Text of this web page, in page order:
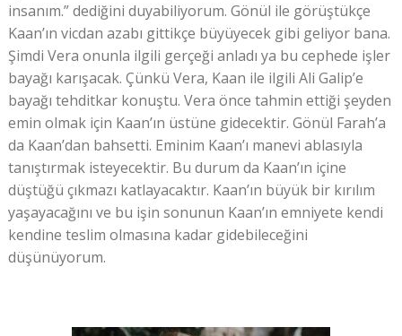
insanım.” dediğini duyabiliyorum. Gönül ile görüştükçe
Kaan’ın vicdan azabı gittikçe büyüyecek gibi geliyor bana.
Şimdi Vera onunla ilgili gerçeği anladı ya bu cephede işler
bayağı karışacak. Çünkü Vera, Kaan ile ilgili Ali Galip’e
bayağı tehditkar konuştu. Vera önce tahmin ettiği şeyden
emin olmak için Kaan’ın üstüne gidecektir. Gönül Farah’a
da Kaan’dan bahsetti. Eminim Kaan’ı manevi ablasıyla
tanıştırmak isteyecektir. Bu durum da Kaan’ın içine
düştüğü çıkmazı katlayacaktır. Kaan’ın büyük bir kırılım
yaşayacağını ve bu işin sonunun Kaan’ın emniyete kendi
kendine teslim olmasına kadar gidebileceğini
düşünüyorum.